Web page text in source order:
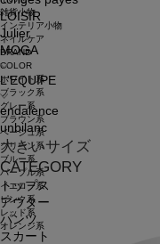
LOISIR
Julier
MOGA
L'EQUIPE
endalence
unbilanc
大きいサイズ
CATEGORY
トップス
アウター
パンツ
スカート
雑貨小物
インテリア小物
ネイルケア
BRAND
COLOR
ホワイト系
ブラック系
グレー系
ブラウン系
ベージュ系
グリーン系
ブルー系
パープル系
イエロー系
ピンク系
レッド系
オレンジ系